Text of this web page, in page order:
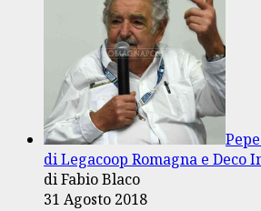
di Legacoop Romagna e Deco
di Fabio Blaco
31 Agosto 2018